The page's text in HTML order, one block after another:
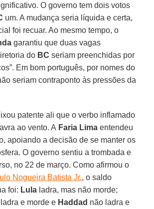
O governo tem dois votos
um. A mudança seria líquida e certa,
foi recuar. Ao mesmo tempo, o
garantiu que duas vagas
do BC seriam preenchidas por
Em bom português, por nomes do
seriam contraponto às pressões da
patente ali que o verbo inflamado
ao vento. A Faria Lima entendeu
apoiando a decisão de se manter os
O governo sentiu a trombada e
no 22 de março. Como afirmou o
Nogueira Batista Jr., o saldo
foi: Lula ladra, mas não morde;
ladra e morde e Haddad não ladra e